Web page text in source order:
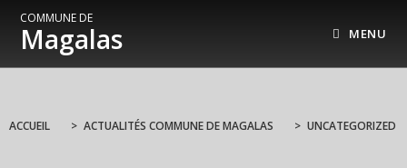
COMMUNE DE
Magalas MENU
ACCUEIL > ACTUALITÉS COMMUNE DE MAGALAS > UNCATEGORIZED